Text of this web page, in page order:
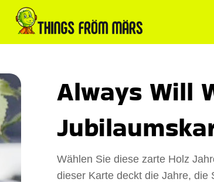
Always Will
Wählen Sie diese zarte Holz
dieser Karte deckt die Jahre, die